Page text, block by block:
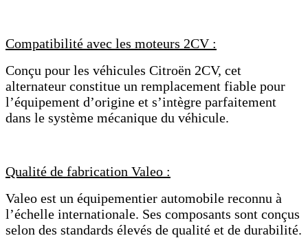
Compatibilité avec les moteurs 2CV :
Conçu pour les véhicules Citroën 2CV, cet
alternateur constitue un remplacement fiable pour
l’équipement d’origine et s’intègre parfaitement
dans le système mécanique du véhicule.
Qualité de fabrication Valeo :
Valeo est un équipementier automobile reconnu à
l’échelle internationale. Ses composants sont conçus
selon des standards élevés de qualité et de durabilité.